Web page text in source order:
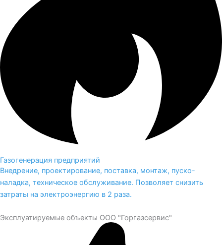
Газогенерация предприятий
Внедрение, проектирование, поставка, монтаж, пуско-
наладка, техническое обслуживание. Позволяет снизить
затраты на электроэнергию в 2 раза.
Эксплуатируемые объекты ООО "Горгазсервис"